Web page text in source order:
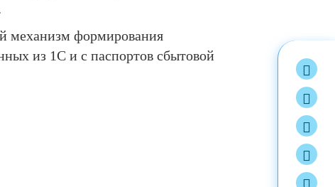
механизм формирования
из 1С и с паспортов сбытовой